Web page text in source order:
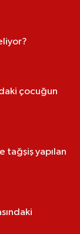
çocuğun
tağşiş yapılan